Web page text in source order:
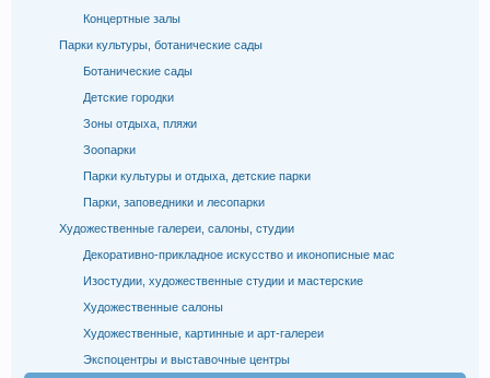
Концертные залы
Парки культуры, ботанические сады
Ботанические сады
Детские городки
Зоны отдыха, пляжи
Зоопарки
Парки культуры и отдыха, детские парки
Парки, заповедники и лесопарки
Художественные галереи, салоны, студии
Декоративно-прикладное искусство и иконописные мас
Изостудии, художественные студии и мастерские
Художественные салоны
Художественные, картинные и арт-галереи
Экспоцентры и выставочные центры